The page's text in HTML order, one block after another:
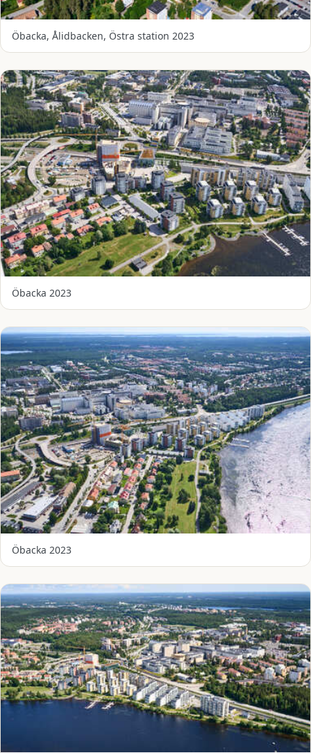
Öbacka, Ålidbacken, Östra station 2023
Öbacka 2023
Öbacka 2023